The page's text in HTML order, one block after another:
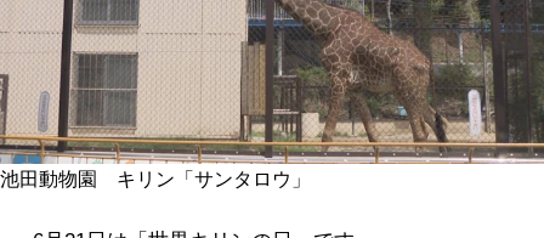
池田動物園 キリン「サンタロウ」